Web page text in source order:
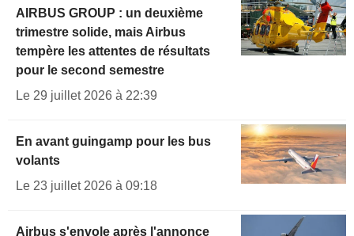
AIRBUS GROUP : un deuxième
trimestre solide, mais Airbus
tempère les attentes de résultats
pour le second semestre
Le 29 juillet 2026 à 22:39
En avant guingamp pour les bus
volants
Le 23 juillet 2026 à 09:18
Airbus s'envole après l'annonce